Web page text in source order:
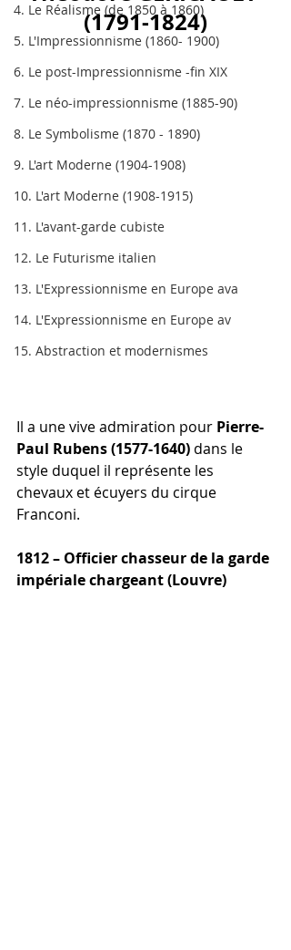
4. Le Réalisme (de 1850 à 1860)
5. L'Impressionnisme (1860- 1900)
6. Le post-Impressionnisme -fin XIX
7. Le néo-impressionnisme (1885-90)
8. Le Symbolisme (1870 - 1890)
9. L'art Moderne (1904-1908)
10. L'art Moderne (1908-1915)
11. L'avant-garde cubiste
12. Le Futurisme italien
13. L'Expressionnisme en Europe ava
14. L'Expressionnisme en Europe av
15. Abstraction et modernismes
(1791-1824)
Il a une vive admiration pour Pierre-
Paul Rubens (1577-1640) dans le
style duquel il représente les
chevaux et écuyers du cirque
Franconi.
1812 – Officier chasseur de la garde
impériale chargeant (Louvre)